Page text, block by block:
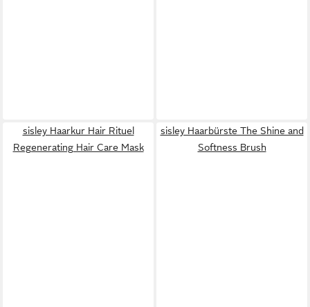
sisley Haarkur Hair Rituel
Regenerating Hair Care Mask
sisley Haarbürste The Shine and
Softness Brush